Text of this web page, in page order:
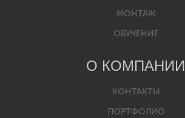
МОНТАЖ
ОБУЧЕНИЕ
О КОМПАНИИ
КОНТАКТЫ
ПОРТФОЛИО